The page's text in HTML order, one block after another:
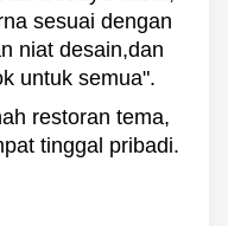
sesuai dengan
niat desain,dan
untuk semua".
restoran tema,
tinggal pribadi.